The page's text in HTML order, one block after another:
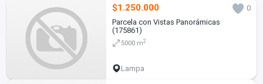
$1.250.000
0
Parcela con Vistas Panorámicas
(175861)
5000 m2
Lampa